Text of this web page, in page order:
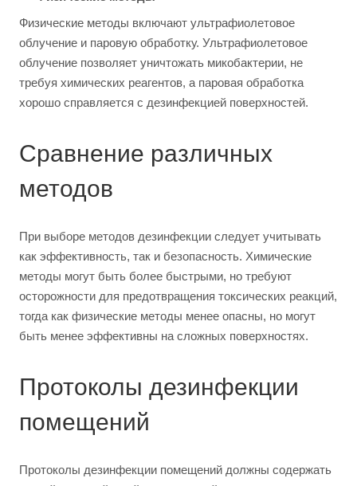
Физические методы включают ультрафиолетовое
облучение и паровую обработку. Ультрафиолетовое
облучение позволяет уничтожать микобактерии, не
требуя химических реагентов, а паровая обработка
хорошо справляется с дезинфекцией поверхностей.
Сравнение различных
методов
При выборе методов дезинфекции следует учитывать
как эффективность, так и безопасность. Химические
методы могут быть более быстрыми, но требуют
осторожности для предотвращения токсических реакций,
тогда как физические методы менее опасны, но могут
быть менее эффективны на сложных поверхностях.
Протоколы дезинфекции
помещений
Протоколы дезинфекции помещений должны содержать